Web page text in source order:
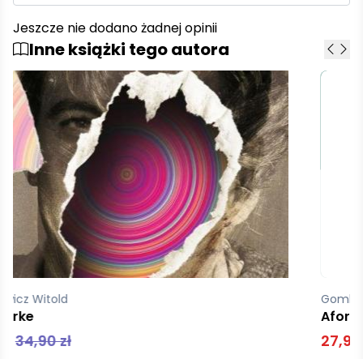
Jeszcze nie dodano żadnej opinii
Inne książki tego autora
Gombrowicz Witold
Aforyzmy
27,92 zł34,90 zł